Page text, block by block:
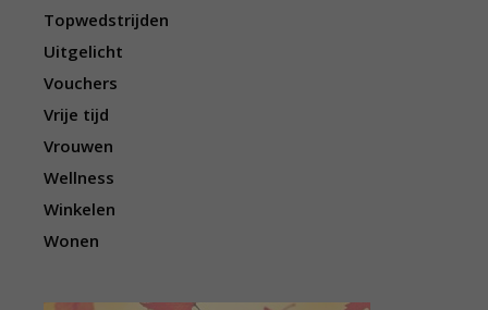
Topwedstrijden
Uitgelicht
Vouchers
Vrije tijd
Vrouwen
Wellness
Winkelen
Wonen